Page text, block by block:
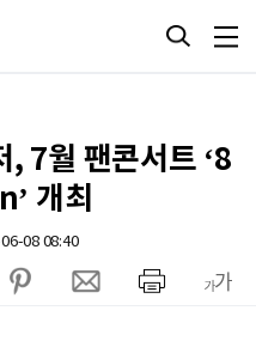
7월 팬콘서트 ‘8
개최
08 08:40